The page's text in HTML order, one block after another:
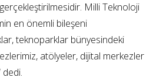
Milli Teknoloji
en önemli bileşeni
teknoparklar bünyesindeki
atölyeler, dijital merkezler